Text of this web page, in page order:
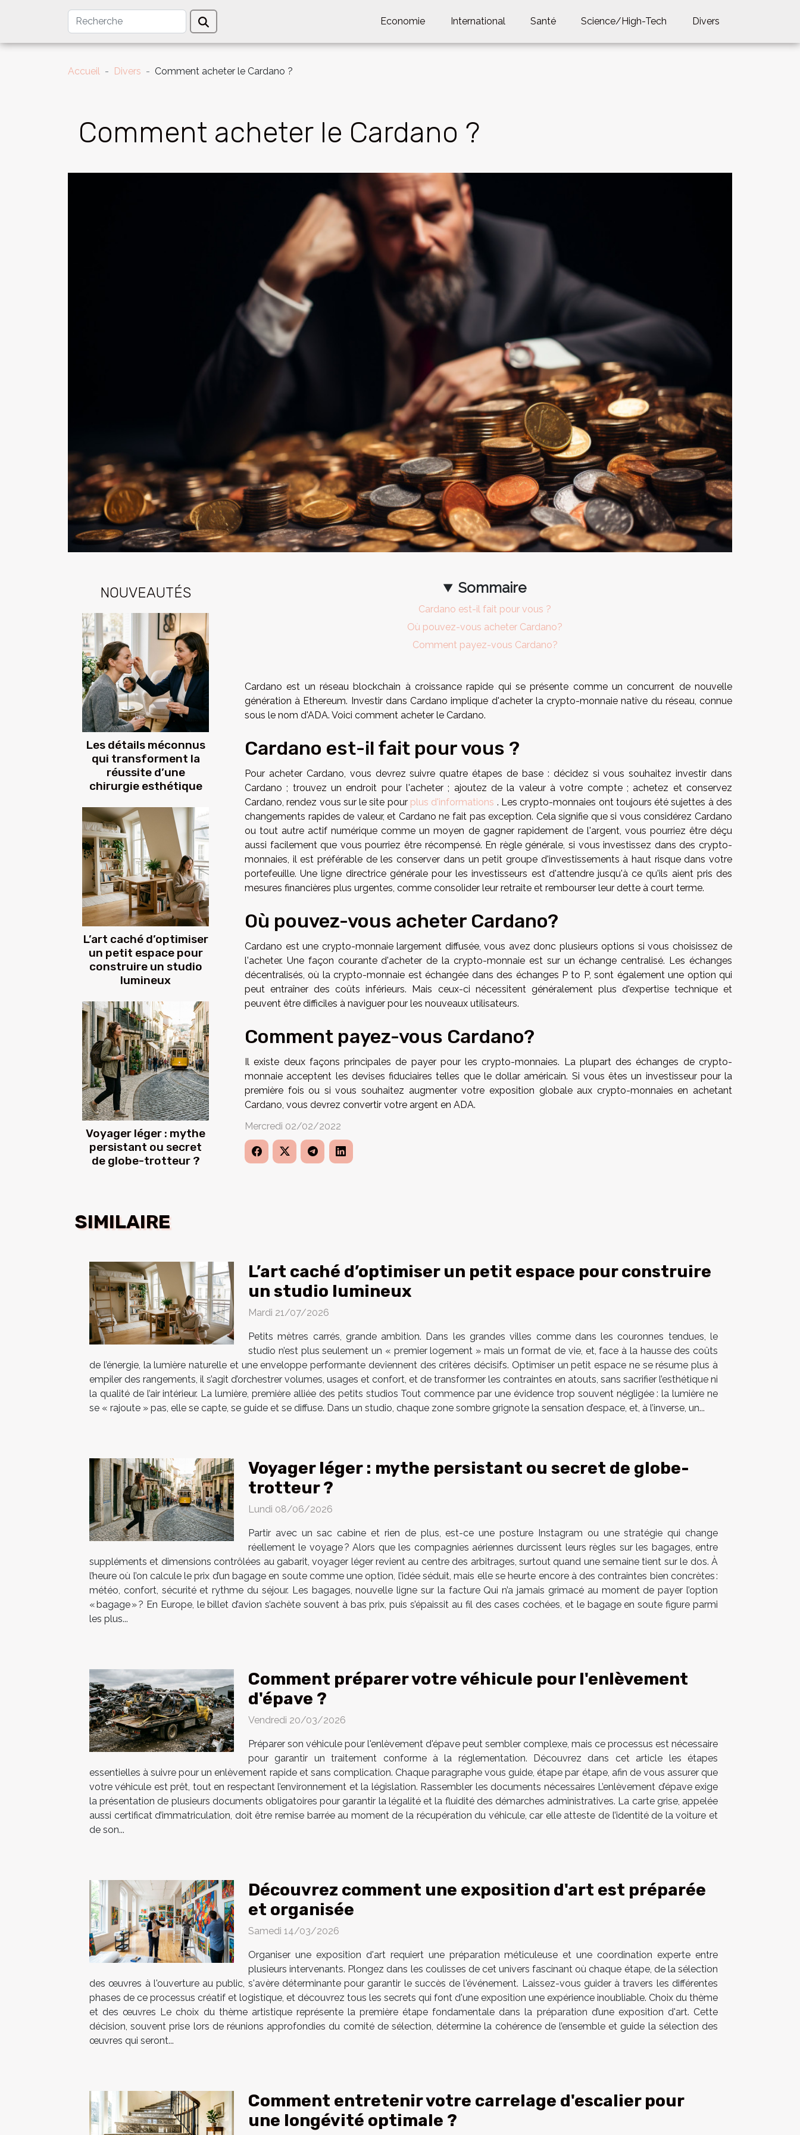
Economie International Santé Science/High-Tech Divers
Accueil Divers Comment acheter le Cardano ?
Comment acheter le Cardano ?
NOUVEAUTÉS
Les détails méconnus
qui transforment la
réussite d’une
chirurgie esthétique
L’art caché d’optimiser
un petit espace pour
construire un studio
lumineux
Voyager léger : mythe
persistant ou secret
de globe-trotteur ?
Sommaire
Cardano est-il fait pour vous ?
Où pouvez-vous acheter Cardano?
Comment payez-vous Cardano?
Cardano est un réseau blockchain à croissance rapide qui se présente comme un concurrent de nouvelle
génération à Ethereum. Investir dans Cardano implique d'acheter la crypto-monnaie native du réseau, connue
sous le nom d'ADA. Voici comment acheter le Cardano.
Cardano est-il fait pour vous ?
Pour acheter Cardano, vous devrez suivre quatre étapes de base : décidez si vous souhaitez investir dans
Cardano ; trouvez un endroit pour l'acheter ; ajoutez de la valeur à votre compte ; achetez et conservez
Cardano, rendez vous sur le site pour plus d'informations . Les crypto-monnaies ont toujours été sujettes à des
changements rapides de valeur, et Cardano ne fait pas exception. Cela signifie que si vous considérez Cardano
ou tout autre actif numérique comme un moyen de gagner rapidement de l'argent, vous pourriez être déçu
aussi facilement que vous pourriez être récompensé. En règle générale, si vous investissez dans des crypto-
monnaies, il est préférable de les conserver dans un petit groupe d'investissements à haut risque dans votre
portefeuille. Une ligne directrice générale pour les investisseurs est d'attendre jusqu'à ce qu'ils aient pris des
mesures financières plus urgentes, comme consolider leur retraite et rembourser leur dette à court terme.
Où pouvez-vous acheter Cardano?
Cardano est une crypto-monnaie largement diffusée, vous avez donc plusieurs options si vous choisissez de
l'acheter. Une façon courante d'acheter de la crypto-monnaie est sur un échange centralisé. Les échanges
décentralisés, où la crypto-monnaie est échangée dans des échanges P to P, sont également une option qui
peut entraîner des coûts inférieurs. Mais ceux-ci nécessitent généralement plus d'expertise technique et
peuvent être difficiles à naviguer pour les nouveaux utilisateurs.
Comment payez-vous Cardano?
Il existe deux façons principales de payer pour les crypto-monnaies. La plupart des échanges de crypto-
monnaie acceptent les devises fiduciaires telles que le dollar américain. Si vous êtes un investisseur pour la
première fois ou si vous souhaitez augmenter votre exposition globale aux crypto-monnaies en achetant
Cardano, vous devrez convertir votre argent en ADA.
Mercredi 02/02/2022
SIMILAIRE
L’art caché d’optimiser un petit espace pour construire
un studio lumineux
Mardi 21/07/2026
Petits mètres carrés, grande ambition. Dans les grandes villes comme dans les couronnes tendues, le
studio n’est plus seulement un « premier logement » mais un format de vie, et, face à la hausse des coûts
de l’énergie, la lumière naturelle et une enveloppe performante deviennent des critères décisifs. Optimiser un petit espace ne se résume plus à
empiler des rangements, il s’agit d’orchestrer volumes, usages et confort, et de transformer les contraintes en atouts, sans sacrifier l’esthétique ni
la qualité de l’air intérieur. La lumière, première alliée des petits studios Tout commence par une évidence trop souvent négligée : la lumière ne
se « rajoute » pas, elle se capte, se guide et se diffuse. Dans un studio, chaque zone sombre grignote la sensation d’espace, et, à l’inverse, un...
Voyager léger : mythe persistant ou secret de globe-
trotteur ?
Lundi 08/06/2026
Partir avec un sac cabine et rien de plus, est-ce une posture Instagram ou une stratégie qui change
réellement le voyage ? Alors que les compagnies aériennes durcissent leurs règles sur les bagages, entre
suppléments et dimensions contrôlées au gabarit, voyager léger revient au centre des arbitrages, surtout quand une semaine tient sur le dos. À
l’heure où l’on calcule le prix d’un bagage en soute comme une option, l’idée séduit, mais elle se heurte encore à des contraintes bien concrètes :
météo, confort, sécurité et rythme du séjour. Les bagages, nouvelle ligne sur la facture Qui n’a jamais grimacé au moment de payer l’option
« bagage » ? En Europe, le billet d’avion s’achète souvent à bas prix, puis s’épaissit au fil des cases cochées, et le bagage en soute figure parmi
les plus...
Comment préparer votre véhicule pour l'enlèvement
d'épave ?
Vendredi 20/03/2026
Préparer son véhicule pour l'enlèvement d'épave peut sembler complexe, mais ce processus est nécessaire
pour garantir un traitement conforme à la réglementation. Découvrez dans cet article les étapes
essentielles à suivre pour un enlèvement rapide et sans complication. Chaque paragraphe vous guide, étape par étape, afin de vous assurer que
votre véhicule est prêt, tout en respectant l’environnement et la législation. Rassembler les documents nécessaires L’enlèvement d’épave exige
la présentation de plusieurs documents obligatoires pour garantir la légalité et la fluidité des démarches administratives. La carte grise, appelée
aussi certificat d’immatriculation, doit être remise barrée au moment de la récupération du véhicule, car elle atteste de l’identité de la voiture et
de son...
Découvrez comment une exposition d'art est préparée
et organisée
Samedi 14/03/2026
Organiser une exposition d'art requiert une préparation méticuleuse et une coordination experte entre
plusieurs intervenants. Plongez dans les coulisses de cet univers fascinant où chaque étape, de la sélection
des œuvres à l'ouverture au public, s'avère déterminante pour garantir le succès de l'événement. Laissez-vous guider à travers les différentes
phases de ce processus créatif et logistique, et découvrez tous les secrets qui font d'une exposition une expérience inoubliable. Choix du thème
et des œuvres Le choix du thème artistique représente la première étape fondamentale dans la préparation d’une exposition d'art. Cette
décision, souvent prise lors de réunions approfondies du comité de sélection, détermine la cohérence de l’ensemble et guide la sélection des
œuvres qui seront...
Comment entretenir votre carrelage d'escalier pour
une longévité optimale ?